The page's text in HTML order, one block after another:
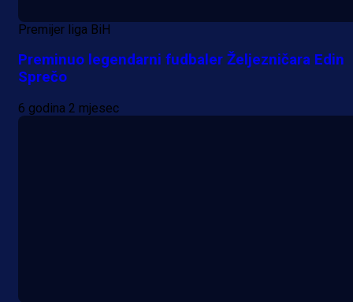
Premijer liga BiH
Preminuo legendarni fudbaler Željezničara Edin
Sprečo
6 godina 2 mjesec